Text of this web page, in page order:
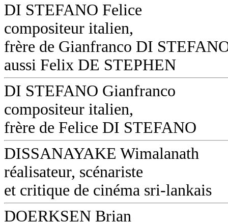
DI STEFANO Felice
compositeur italien,
frère de Gianfranco DI
aussi Felix DE STEPHEN
DI STEFANO Gianfranco
compositeur italien,
frère de Felice DI STEFANO
DISSANAYAKE Wimalanath
réalisateur, scénariste
et critique de cinéma sri-lankais
DOERKSEN Brian